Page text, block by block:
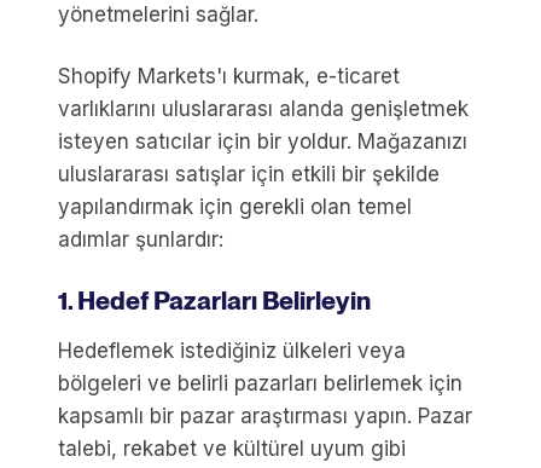
yönetmelerini sağlar.
Shopify Markets'ı kurmak, e-ticaret
varlıklarını uluslararası alanda genişletmek
isteyen satıcılar için bir yoldur. Mağazanızı
uluslararası satışlar için etkili bir şekilde
yapılandırmak için gerekli olan temel
adımlar şunlardır:
1. Hedef Pazarları Belirleyin
Hedeflemek istediğiniz ülkeleri veya
bölgeleri ve belirli pazarları belirlemek için
kapsamlı bir pazar araştırması yapın. Pazar
talebi, rekabet ve kültürel uyum gibi